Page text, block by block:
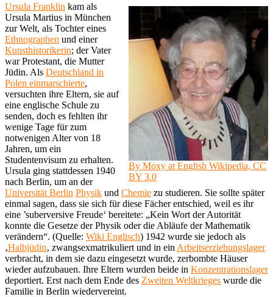
By Moxy at English Wikipedia, CC
BY 3.0
Ursula Franklin kam als
Ursula Martius in München
zur Welt, als Tochter eines
Ethnographen und einer
Kunsthistorikerin; der Vater
war Protestant, die Mutter
Jüdin. Als Deutschland in
Polen einmarschierte,
versuchten ihre Eltern, sie auf
eine englische Schule zu
senden, doch es fehlten ihr
wenige Tage für zum
notwenigen Alter von 18
Jahren, um ein
Studentenvisum zu erhalten.
Ursula ging stattdessen 1940
nach Berlin, um an der
Universität Berlin Physik und Chemie zu studieren. Sie sollte später
einmal sagen, dass sie sich für diese Fächer entschied, weil es ihr
eine ’suberversive Freude‘ bereitete: „Kein Wort der Autorität
konnte die Gesetze der Physik oder die Abläufe der Mathematik
verändern“. (Quelle: Wiki Englisch) 1942 wurde sie jedoch als
‚Halbjüdin‚ zwangsexmatrikuliert und in ein Arbeitserziehungslager
verbracht, in dem sie dazu eingesetzt wurde, zerbombte Häuser
wieder aufzubauen. Ihre Eltern wurden beide in Konzentrationslager
deportiert. Erst nach dem Ende des Zweiten Weltkrieges wurde die
Familie in Berlin wiedervereint.